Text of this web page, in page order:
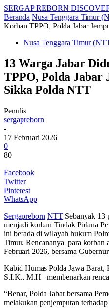
SERGAP REBORN
Beranda Nusa Tenggara Timur
Korban TPPO, Polda Jabar
Nusa Tenggara Timur
13 Warga Jabar
TPPO, Polda Jabar
Sikka Polda NTT
Penulis
sergapreborn
-
17 Februari 2026
0
80
Facebook
Twitter
Pinterest
WhatsApp
Sergapreborn NTT Sebanyak 13
menjadi korban Tindak Pidana
ini berada di wilayah hukum
Timur. Rencananya, para korban
Februari 2026, bersama
Kabid Humas Polda Jawa Barat,
S.I.K., M.H , membenarkan
“Benar, Polda Jabar bersama
melakukan penjemputan